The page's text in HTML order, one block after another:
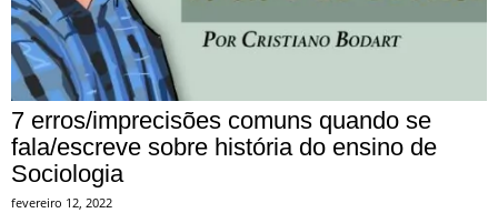
7 erros/imprecisões comuns quando se
fala/escreve sobre história do ensino de
Sociologia
fevereiro 12, 2022